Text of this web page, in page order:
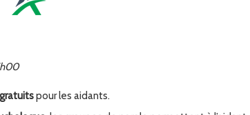
gratuitspour les aidants.